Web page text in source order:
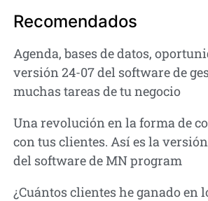
Recomendados
Agenda, bases de datos,
versión 24-07 del software de
muchas tareas de tu negocio
Una revolución en la forma de
con tus clientes. Así es la
del software de MN program
¿Cuántos clientes he ganado en